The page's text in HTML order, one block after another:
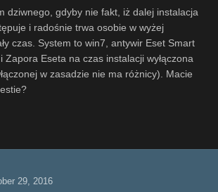
dziwnego, gdyby nie fakt, iż dalej instalacja
i radośnie trwa osobie w wyżej
czas. System to win7, antywir Eset Smart
Zapora Eseta na czas instalacji wyłączona
w zasadzie nie ma różnicy). Macie
29, 2016